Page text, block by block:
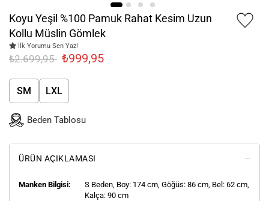
Koyu Yeşil %100 Pamuk Rahat Kesim Uzun
Kollu Müslin Gömlek
İlk Yorumu Sen Yaz!
₺2.699,95 ₺999,95
SM LXL
Beden Tablosu
ÜRÜN AÇIKLAMASI
Manken Bilgisi: S Beden, Boy: 174 cm, Göğüs: 86 cm, Bel: 62 cm,
Kalça: 90 cm